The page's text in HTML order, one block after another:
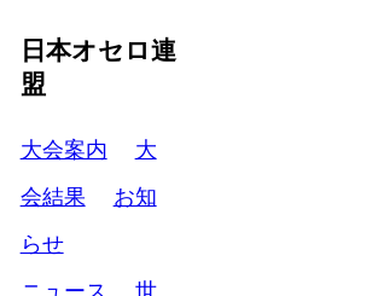
日本オセロ連
盟
大会案内
大
会結果
お知
らせ
ニュース
世